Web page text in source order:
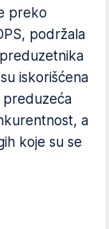
preko
podržala
iskorišćena
preduzeća
a
koje su se